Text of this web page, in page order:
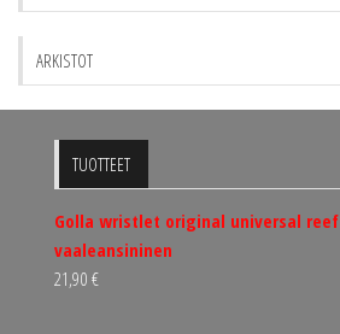
ARKISTOT
TUOTTEET
Golla wristlet original universal reef
vaaleansininen
21,90 €